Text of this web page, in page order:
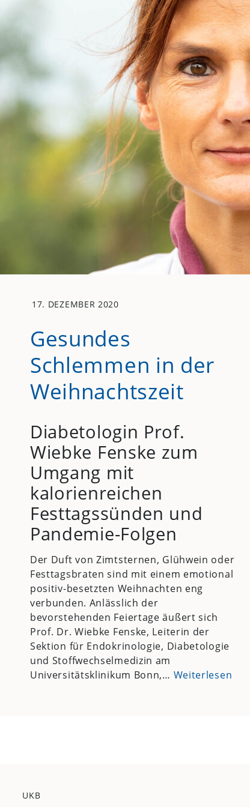
17. DEZEMBER 2020
Gesundes
Schlemmen in der
Weihnachtszeit
Diabetologin Prof.
Wiebke Fenske zum
Umgang mit
kalorienreichen
Festtagssünden und
Pandemie-Folgen
Der Duft von Zimtsternen, Glühwein oder
Festtagsbraten sind mit einem emotional
positiv-besetzten Weihnachten eng
verbunden. Anlässlich der
bevorstehenden Feiertage äußert sich
Prof. Dr. Wiebke Fenske, Leiterin der
Sektion für Endokrinologie, Diabetologie
und Stoffwechselmedizin am
Universitätsklinikum Bonn,… Weiterlesen
UKB